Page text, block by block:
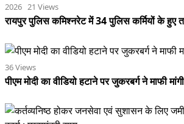
2026 21 Views
रायपुर पुलिस कमिश्नरेट में 34 पुलिस कर्मियों के हुए
36 Views
पीएम मोदी का वीडियो हटाने पर जुकरबर्ग ने माफी मांगी